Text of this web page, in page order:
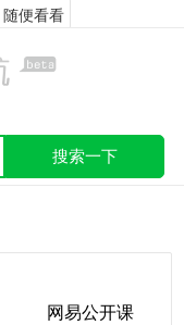
随便看看
搜索一下
网易公开课